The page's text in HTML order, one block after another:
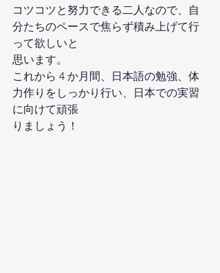
コツコツと努力できる二人なので、自
分たちのペースで焦らず積み上げて行
って欲しいと
思います。
これから 4 か月間、日本語の勉強、体
力作りをしっかり行い、日本での実習
に向けて頑張
りましょう！